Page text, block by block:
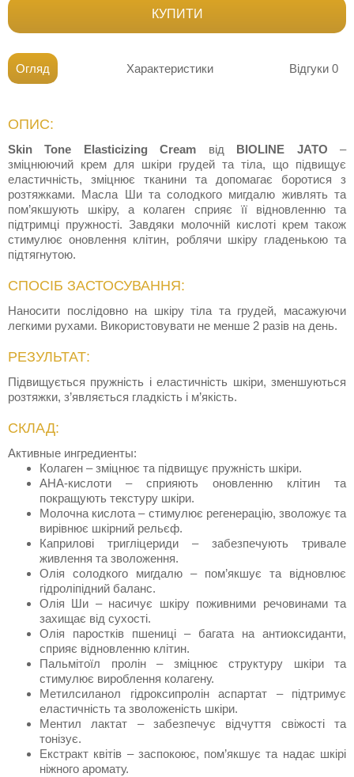
КУПИТИ
Огляд Характеристики Відгуки 0
ОПИС:
Skin Tone Elasticizing Cream від BIOLINE JATO –
зміцнюючий крем для шкіри грудей та тіла, що підвищує
еластичність, зміцнює тканини та допомагає боротися з
розтяжками. Масла Ши та солодкого мигдалю живлять та
пом’якшують шкіру, а колаген сприяє її відновленню та
підтримці пружності. Завдяки молочній кислоті крем також
стимулює оновлення клітин, роблячи шкіру гладенькою та
підтягнутою.
СПОСІБ ЗАСТОСУВАННЯ:
Наносити послідовно на шкіру тіла та грудей, масажуючи
легкими рухами. Використовувати не менше 2 разів на день.
РЕЗУЛЬТАТ:
Підвищується пружність і еластичність шкіри, зменшуються
розтяжки, з’являється гладкість і м’якість.
СКЛАД:
Активные ингредиенты:
Колаген – зміцнює та підвищує пружність шкіри.
АНА-кислоти – сприяють оновленню клітин та
покращують текстуру шкіри.
Молочна кислота – стимулює регенерацію, зволожує та
вирівнює шкірний рельєф.
Каприлові тригліцериди – забезпечують тривале
живлення та зволоження.
Олія солодкого мигдалю – пом’якшує та відновлює
гідроліпідний баланс.
Олія Ши – насичує шкіру поживними речовинами та
захищає від сухості.
Олія паростків пшениці – багата на антиоксиданти,
сприяє відновленню клітин.
Пальмітоїл пролін – зміцнює структуру шкіри та
стимулює вироблення колагену.
Метилсиланол гідроксипролін аспартат – підтримує
еластичність та зволоженість шкіри.
Ментил лактат – забезпечує відчуття свіжості та
тонізує.
Екстракт квітів – заспокоює, пом’якшує та надає шкірі
ніжного аромату.